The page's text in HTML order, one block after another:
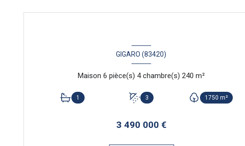
GIGARO (83420)
Maison 6 pièce(s) 4 chambre(s) 240 m²
1 3 1750 m²
3 490 000 €